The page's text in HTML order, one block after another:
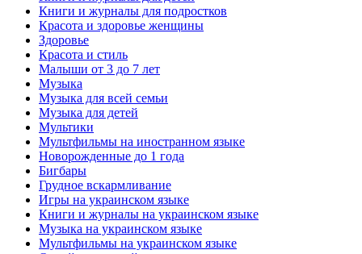
Книги и журналы для подростков
Красота и здоровье женщины
Здоровье
Красота и стиль
Малыши от 3 до 7 лет
Музыка
Музыка для всей семьи
Музыка для детей
Мультики
Мультфильмы на иностранном языке
Новорожденные до 1 года
Бигбары
Грудное вскармливание
Игры на украинском языке
Книги и журналы на украинском языке
Музыка на украинском языке
Мультфильмы на украинском языке